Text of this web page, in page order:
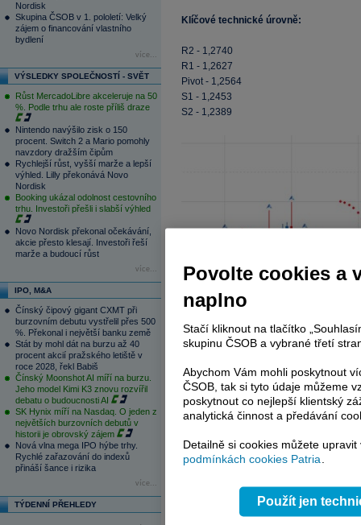
Nordisk
Skupina ČSOB v 1. pololetí: Velký
zájem o financování vlastního
bydlení
více...
VÝSLEDKY SPOLEČNOSTÍ - SVĚT
Růst MercadoLibre akceleruje na 50
%. Podle trhu ale roste příliš draze
Nintendo navýšilo zisk o 150
procent. Switch 2 a Mario pomohly
navzdory dražším čipům
Rychlejší růst, vyšší marže a lepší
výhled. Lilly překonává Novo
Nordisk
Booking ukázal odolnost cestovního
trhu. Investoři přešli i slabší výhled
Novo Nordisk překonal očekávání,
akcie přesto klesají. Investoři řeší
marže a budoucí růst
více...
IPO, M&A
Čínský čipový gigant CXMT při
burzovním debutu vystřelil přes 500
%. Překonal i největší banku země
Stát by mohl dát na burzu až 40
procent akcií pražského letiště v
roce 2028, řekl Babiš
Čínský Moonshot AI míří na burzu.
Jeho model Kimi K3 znovu rozvířil
debatu o budoucnosti AI
SK Hynix míří na Nasdaq. O jeden z
největších burzovních debutů v
historii je obrovský zájem
Nová vlna mega IPO hýbe trhy.
Rychlé zařazování do indexů
přináší šance i rizika
více...
TÝDENNÍ PŘEHLEDY
Klíčové technické úrovně:
R2 - 1,2740
R1 - 1,2627
Pivot - 1,2564
S1 - 1,2453
S2 - 1,2389
Povolte cookies a
naplno
Stačí kliknout na tlačítko
skupinu ČSOB a vybrané třetí
Abychom Vám mohli poskytnout
ČSOB, tak si tyto údaje můžeme
poskytnout co nejlepší klientský
analytická činnost a předávání
Detailně si cookies můžete
podmínkách cookies Patria
Použít jen